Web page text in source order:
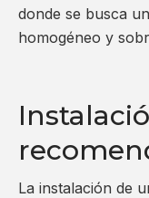
donde se busca
homogéneo y
La instalación de